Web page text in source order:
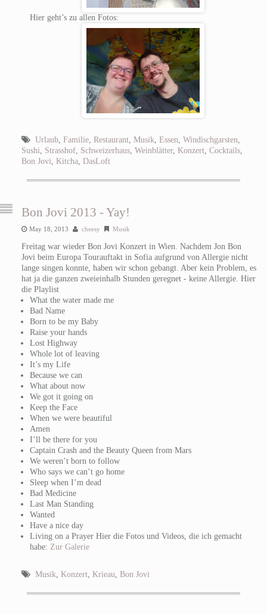
Hier geht’s zu allen Fotos:
Urlaub, Familie, Restaurant, Musik Essen Windischgarsten
Sushi
Strasshof, Schweizerhaus, Weinblätter, Konzert, Cocktails,
Bon Jovi Kitcha DasLoft
Bon Jovi 2013 - Yay!
May 18, 2013 cheesy Musik
Freitag war wieder Bon Jovi Konzert in Wien. Nachdem Jon Bon
Jovi beim Europa Tourauftakt in Sofia aufgrund von Allergie nicht
lange singen konnte, haben wir schon gebangt. Aber kein Problem, es
hat ja die ganzen zweieinhalb Stunden geregnet - keine Allergie. Hier
die Playlist
What the water made me
Bad Name
Born to be my Baby
Raise your hands
Lost Highway
Whole lot of leaving
It’s my Life
Because we can
What about now
We got it going on
Keep the Face
When we were beautiful
Amen
I’ll be there for you
Captain Crash and the Beauty Queen from Mars
We weren’t born to follow
Who says we can’t go home
Sleep when I’m dead
Bad Medicine
Last Man Standing
Wanted
Have a nice day
Living on a Prayer Hier die Fotos und Videos, die ich gemacht
habe: Zur Galerie
Musik Konzert, Krieau Bon Jovi